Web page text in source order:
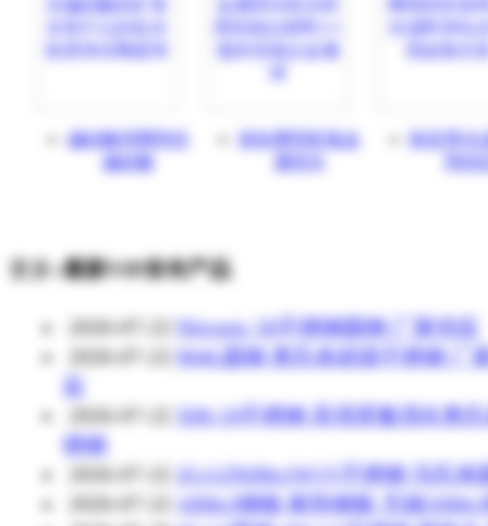
偏硅酸球腾翔含
偏硅酸
镁粒腾翔富氢金
除蓝墨水
更多»最新VIP发布产品
Nitronic 50不锈钢圆钢 厂家供应
904L圆钢 奥氏体超级不锈钢 厂
应
XM-19不锈钢 高强度氮强化奥
锈钢
2Cr12NiMo1W1V不锈钢 马氏体
16Mo3钢板 耐热钢板 无锡